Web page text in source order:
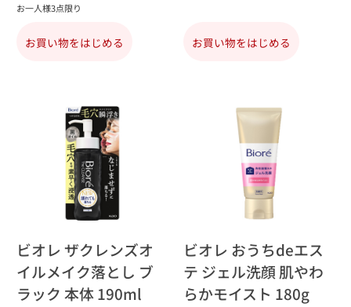
お一人様3点限り
お買い物をはじめる お買い物をはじめる
ビオレ ザクレンズオ
イルメイク落とし ブ
ラック 本体 190ml
ビオレ おうちdeエス
テ ジェル洗顔 肌やわ
らかモイスト 180g